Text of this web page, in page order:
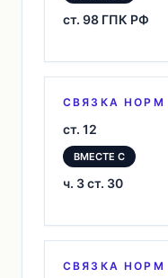
ст. 98 ГПК РФ
СВЯЗКА НОРМ
ст. 12
ВМЕСТЕ С
ч. 3 ст. 30
СВЯЗКА НОРМ